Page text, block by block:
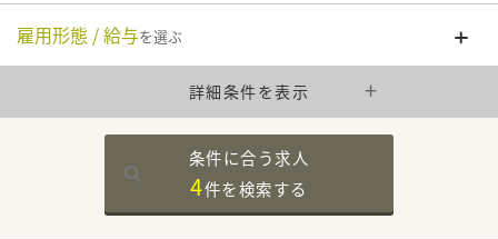
雇用形態 / 給与を選ぶ
詳細条件を表示
条件に合う求人
4件を検索する